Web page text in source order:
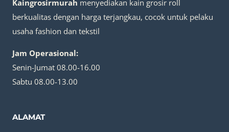
Kaingrosirmurah menyediakan kain grosir roll
berkualitas dengan harga terjangkau, cocok untuk pelaku
usaha fashion dan tekstil
Jam Operasional:
Senin-Jumat 08.00-16.00
Sabtu 08.00-13.00
ALAMAT